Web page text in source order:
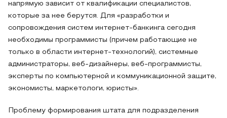
напрямую зависит от квалификации специалистов,
которые за нее берутся. Для «разработки и
сопровождения систем интернет-банкинга сегодня
необходимы программисты (причем работающие не
только в области интернет-технологий), системные
администраторы, веб-дизайнеры, веб-программисты,
эксперты по компьютерной и коммуникационной защите,
экономисты, маркетологи, юристы».
Проблему формирования штата для подразделения